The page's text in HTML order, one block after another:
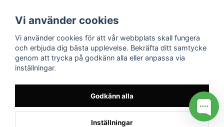
Vi använder cookies
Vi använder cookies för att vår webbplats skall fungera
och erbjuda dig bästa upplevelse. Bekräfta ditt samtycke
genom att trycka på godkänn alla eller anpassa via
inställningar.
Godkänn alla
Inställningar